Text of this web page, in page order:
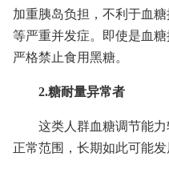
加重胰岛负担，不利于血
等严重并发症。即使是血
严格禁止食用黑糖。
2.糖耐量异常者
这类人群血糖调节能
正常范围，长期如此可能